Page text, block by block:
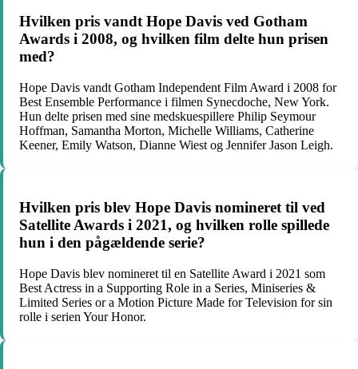
Hvilken pris vandt Hope Davis ved Gotham
Awards i 2008, og hvilken film delte hun prisen
med?
Hope Davis vandt Gotham Independent Film Award i 2008 for
Best Ensemble Performance i filmen Synecdoche, New York.
Hun delte prisen med sine medskuespillere Philip Seymour
Hoffman, Samantha Morton, Michelle Williams, Catherine
Keener, Emily Watson, Dianne Wiest og Jennifer Jason Leigh.
Hvilken pris blev Hope Davis nomineret til ved
Satellite Awards i 2021, og hvilken rolle spillede
hun i den pågældende serie?
Hope Davis blev nomineret til en Satellite Award i 2021 som
Best Actress in a Supporting Role in a Series, Miniseries &
Limited Series or a Motion Picture Made for Television for sin
rolle i serien Your Honor.